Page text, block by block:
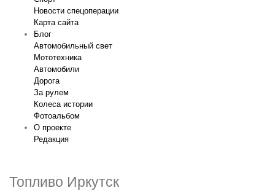
Новости спецоперации
Карта сайта
Блог
Автомобильный свет
Мототехника
Автомобили
Дорога
За рулем
Колеса истории
Фотоальбом
О проекте
Редакция
Топливо Иркутск